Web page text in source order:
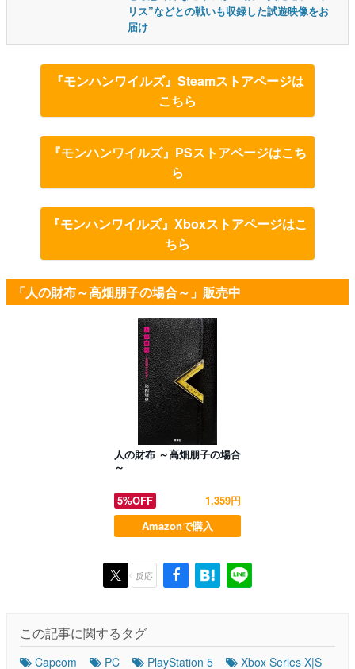
リス”などとの戦いも収録した試遊映像をお
届け
『モンハンワイルズ』Steamストアページは
こちら
『モンハンワイルズ』PSストアページはこち
ら
『モンハンワイルズ』Xboxストアページはこ
ちら
「人の財布～高畑朋子の場合～」販売中
人の財布 ～高畑朋子の場合
～
5%OFF
1,359円
Amazonで購入
反応
この記事に関するタグ
Capcom PC PlayStation 5
Xbox Series X|S